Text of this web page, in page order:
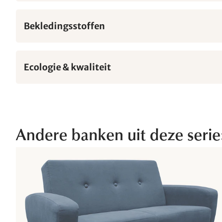
Bekledingsstoffen
Ecologie & kwaliteit
Andere banken uit deze